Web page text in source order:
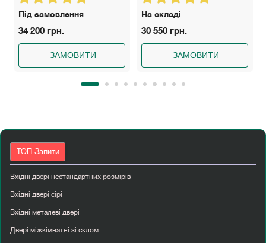
Під замовлення
34 200 грн.
ЗАМОВИТИ
На складі
30 550 грн.
ЗАМОВИТИ
ТОП Запити
Вхідні двері нестандартних розмірів
Вхідні двері сірі
Вхідні металеві двері
Двері міжкімнатні зі склом